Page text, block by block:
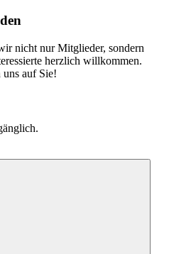
nicht nur Mitglieder, sondern
herzlich willkommen.
auf Sie!